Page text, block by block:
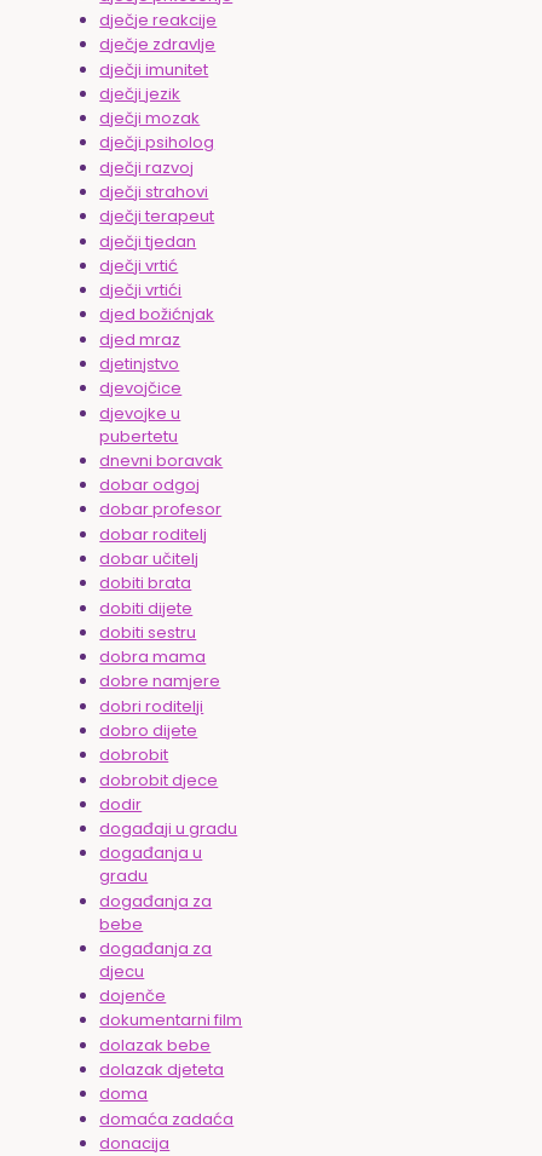
dječje reakcije
dječje zdravlje
dječji imunitet
dječji jezik
dječji mozak
dječji psiholog
dječji razvoj
dječji strahovi
dječji terapeut
dječji tjedan
dječji vrtić
dječji vrtići
djed božićnjak
djed mraz
djetinjstvo
djevojčice
djevojke u
pubertetu
dnevni boravak
dobar odgoj
dobar profesor
dobar roditelj
dobar učitelj
dobiti brata
dobiti dijete
dobiti sestru
dobra mama
dobre namjere
dobri roditelji
dobro dijete
dobrobit
dobrobit djece
dodir
događaji u gradu
događanja u
gradu
događanja za
bebe
događanja za
djecu
dojenče
dokumentarni film
dolazak bebe
dolazak djeteta
doma
domaća zadaća
donacija